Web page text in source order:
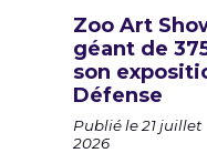
Zoo Art
géant de
son
Défense
Publié le 21 juillet
2026